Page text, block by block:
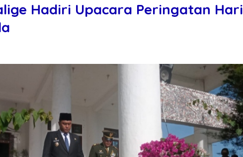
Hadiri Upacara Peringatan Hari